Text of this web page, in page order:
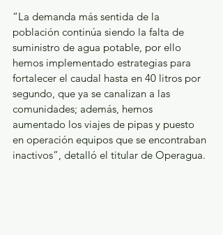
“La demanda más sentida de la
población continúa siendo la falta de
suministro de agua potable, por ello
hemos implementado estrategias para
fortalecer el caudal hasta en 40 litros por
segundo, que ya se canalizan a las
comunidades; además, hemos
aumentado los viajes de pipas y puesto
en operación equipos que se encontraban
inactivos”, detalló el titular de Operagua.